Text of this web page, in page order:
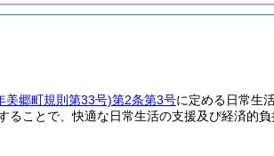
美郷町規則第33号)第2条第3号に定める日常生
ることで、快適な日常生活の支援及び経済的